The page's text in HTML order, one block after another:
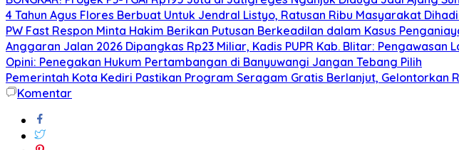
4 Tahun Agus Flores Berbuat Untuk Jendral Listyo, Ratusan Ribu Masyarakat
PW Fast Respon Minta Hakim Berikan Putusan Berkeadilan dalam Kasus
Anggaran Jalan 2026 Dipangkas Rp23 Miliar, Kadis PUPR Kab. Blitar: Pengawasan
Opini: Penegakan Hukum Pertambangan di Banyuwangi Jangan Tebang Pilih
Pemerintah Kota Kediri Pastikan Program Seragam Gratis Berlanjut, Gelontorkan
Komentar